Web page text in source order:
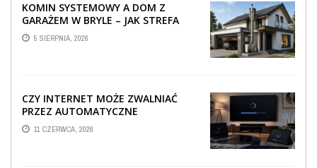
KOMIN SYSTEMOWY A DOM Z
GARAŻEM W BRYLE – JAK STREFA
TECHNICZNA WPŁYWA NA
PROWADZENIE ...
5 SIERPNIA, 2026
CZY INTERNET MOŻE ZWALNIAĆ
PRZEZ AUTOMATYCZNE
AKTUALIZACJE SYSTEMÓW SMART
TV?
11 CZERWCA, 2026